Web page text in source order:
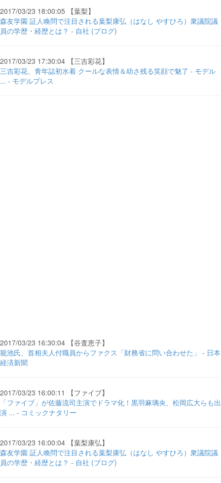
2017/03/23 18:00:05 【葉梨】
森友学園 証人喚問で注目される葉梨康弘（はなし やすひろ）衆議院議
員の学歴・経歴とは？ - 自社 (ブログ)
2017/03/23 17:30:04 【三吉彩花】
三吉彩花、青年誌初水着 クールな表情＆幼さ残る笑顔で魅了 - モデル
... - モデルプレス
2017/03/23 16:30:04 【谷査恵子】
籠池氏、首相夫人付職員からファクス「財務省に問い合わせた」 - 日本
経済新聞
2017/03/23 16:00:11 【ファイブ】
「ファイブ」が佐藤流司主演でドラマ化！黒羽麻璃央、松岡広大らも出
演 ... - コミックナタリー
2017/03/23 16:00:04 【葉梨康弘】
森友学園 証人喚問で注目される葉梨康弘（はなし やすひろ）衆議院議
員の学歴・経歴とは？ - 自社 (ブログ)